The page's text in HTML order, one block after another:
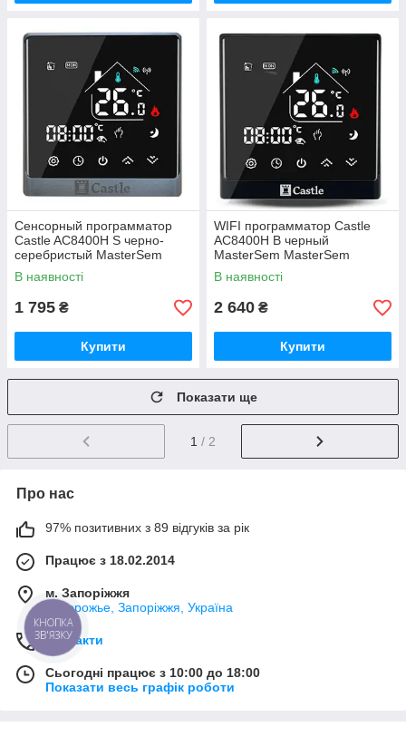
Сенсорный программатор
Castle AC8400H S черно-
серебристый MasterSem
MasterSem
В наявності
1 795 ₴
Купити
WIFI программатор Castle
AC8400H B черный
MasterSem MasterSem
В наявності
2 640 ₴
Купити
Показати ще
1 / 2
Про нас
97% позитивних з 89 відгуків за рік
Працює з 18.02.2014
м. Запоріжжя
Запорожье, Запоріжжя, Україна
Контакти
Сьогодні працює з 10:00 до 18:00
Показати весь графік роботи
КНОПКА
ЗВ'ЯЗКУ